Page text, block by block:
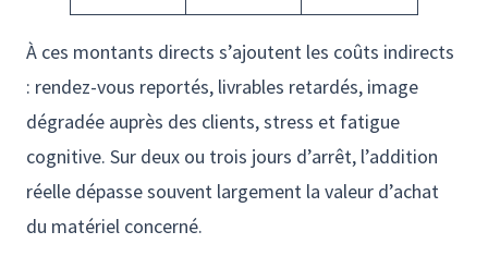
À ces montants directs s’ajoutent les coûts indirects
: rendez-vous reportés, livrables retardés, image
dégradée auprès des clients, stress et fatigue
cognitive. Sur deux ou trois jours d’arrêt, l’addition
réelle dépasse souvent largement la valeur d’achat
du matériel concerné.